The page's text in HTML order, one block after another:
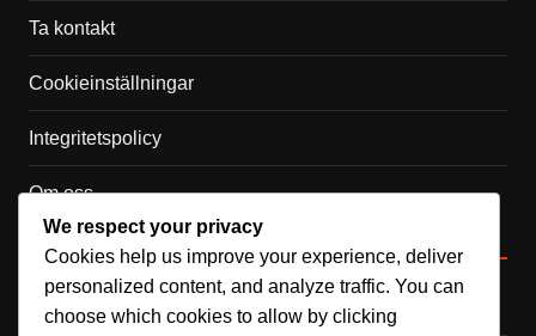
Ta kontakt
Cookieinställningar
Integritetspolicy
Om oss
Kategorier
Internationella prestationer
We respect your privacy
Cookies help us improve your experience, deliver
personalized content, and analyze traffic. You can
choose which cookies to allow by clicking